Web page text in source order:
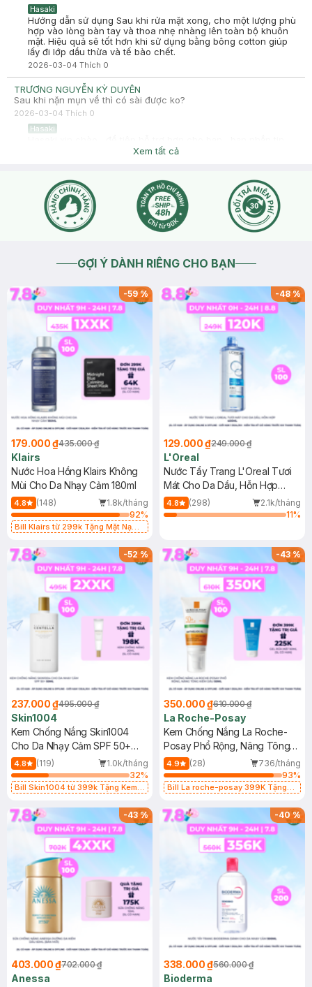
Hasaki
Hướng dẫn sử dụng Sau khi rửa mặt xong, cho một lượng phù
hợp vào lòng bàn tay và thoa nhẹ nhàng lên toàn bộ khuôn
mặt. Hiệu quả sẽ tốt hơn khi sử dụng bằng bông cotton giúp
lấy đi lớp dầu thừa và tế bào chết.
2026-03-04 Thích 0
TRƯƠNG NGUYỄN KỲ DUYÊN
Sau khi nặn mụn về thì có sài được ko?
2026-03-04 Thích 0
Hasaki
vào trang Fanpage hoặc Zalo Hasaki Beauty & Clinic cho
Xem tất cả
GỢI Ý DÀNH RIÊNG CHO BẠN
-59%
179.000 ₫435.000 ₫
Klairs
Nước Hoa Hồng Klairs Không
Mùi Cho Da Nhạy Cảm 180ml
4.8 (148)
1.8k/tháng
92%
Bill Klairs từ 299k Tặng Mặt Nạ
25ml (SL Có Hạn)
-48%
129.000 ₫249.000 ₫
L'Oreal
Nước Tẩy Trang L'Oreal Tươi
Mát Cho Da Dầu, Hỗn Hợp
400ml
4.8 (298)
2.1k/tháng
11%
-52%
237.000 ₫495.000 ₫
Skin1004
Kem Chống Nắng Skin1004
Cho Da Nhạy Cảm SPF 50+
50ml
4.8 (119)
1.0k/tháng
32%
Bill Skin1004 từ 399k Tặng Kem
SPF 50+ 20ml (SL Có Hạn)
-43%
350.000 ₫610.000 ₫
La Roche-Posay
Kem Chống Nắng La Roche-
Posay Phổ Rộng, Nâng Tông
Kiềm Dầu 50ml
4.9 (28)
736/tháng
93%
Bill La roche-posay 399K Tặng
(SL có hạn)
-43%
403.000 ₫702.000 ₫
Anessa
-40%
338.000 ₫560.000 ₫
Bioderma